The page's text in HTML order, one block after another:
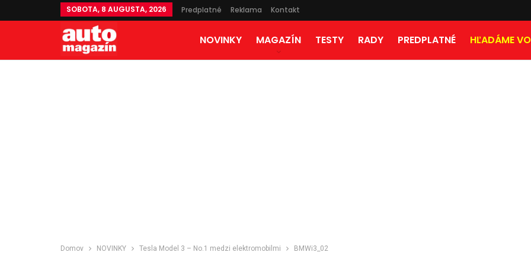
SOBOTA, 8 AUGUSTA, 2026 Predplatné Reklama Kontakt
NOVINKY MAGAZÍN TESTY RADY PREDPLATNÉ HĽADÁME
Domov NOVINKY Tesla Model 3 – No.1 medzi elektromobilmi BMWi3_02